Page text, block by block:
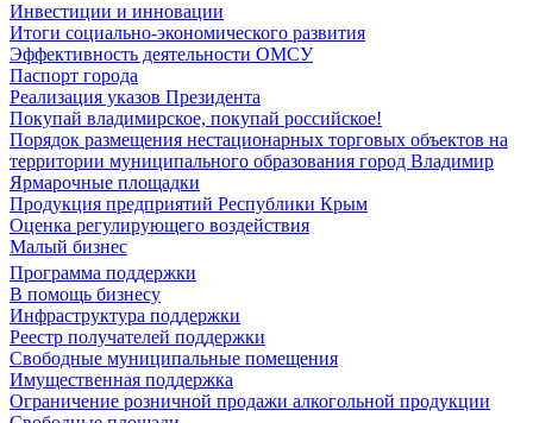
Инвестиции и инновации
Итоги социально-экономического развития
Эффективность деятельности ОМСУ
Паспорт города
Реализация указов Президента
Покупай владимирское, покупай российское!
Порядок размещения нестационарных торговых объектов на
территории муниципального образования город Владимир
Ярмарочные площадки
Продукция предприятий Республики Крым
Оценка регулирующего воздействия
Малый бизнес
Программа поддержки
В помощь бизнесу
Инфраструктура поддержки
Реестр получателей поддержки
Свободные муниципальные помещения
Имущественная поддержка
Ограничение розничной продажи алкогольной продукции